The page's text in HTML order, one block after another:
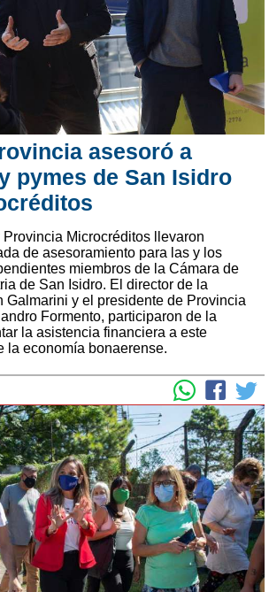
asesoró a
pymes de San Isidro
Microcréditos llevaron
de asesoramiento para las y los
miembros de la Cámara de
de San Isidro. El director de la
Galmarini y el presidente de Provincia
Formento, participaron de la
la asistencia financiera a este
la economía bonaerense.